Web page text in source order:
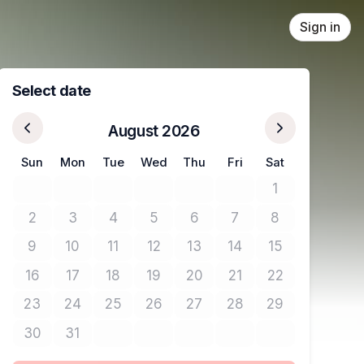
Sign in
Select date
August 2026
Sun Mon Tue Wed Thu Fri Sat
1No tickets
2No tickets available
3No tickets available
4No tickets available
5No tickets available
6No tickets available
7No tickets available
8No tickets
9No tickets available
10No tickets available
11No tickets available
12No tickets available
13No tickets available
14No tickets available
15No tickets
16No tickets available
17No tickets available
18No tickets available
19No tickets available
20No tickets available
21No tickets available
22No tickets
23No tickets available
24No tickets available
25No tickets available
26No tickets available
27No tickets available
28No tickets available
29No tickets
30No tickets available
31No tickets available